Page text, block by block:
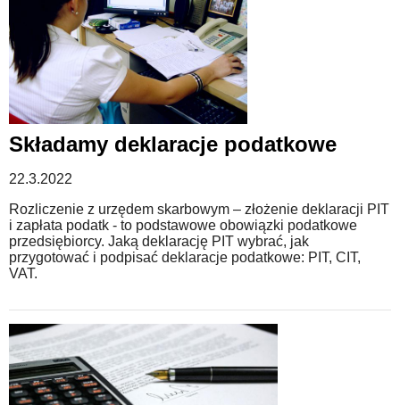
Składamy deklaracje podatkowe
22.3.2022
Rozliczenie z urzędem skarbowym – złożenie deklaracji PIT
i zapłata podatk - to podstawowe obowiązki podatkowe
przedsiębiorcy. Jaką deklarację PIT wybrać, jak
przygotować i podpisać deklaracje podatkowe: PIT, CIT,
VAT.